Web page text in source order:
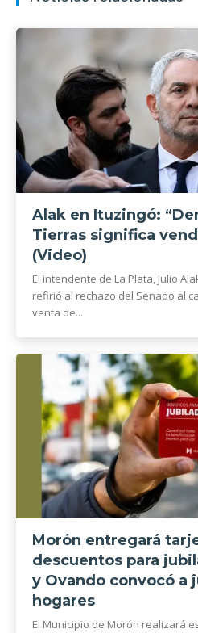
Alak en Ituzingó:
Tierras significa
(Video)
El intendente de La Plata, Julio
refirió al rechazo del Senado al
venta de...
Morón entregará
descuentos para
y Ovando convocó a
hogares
El Municipio de Morón realizará